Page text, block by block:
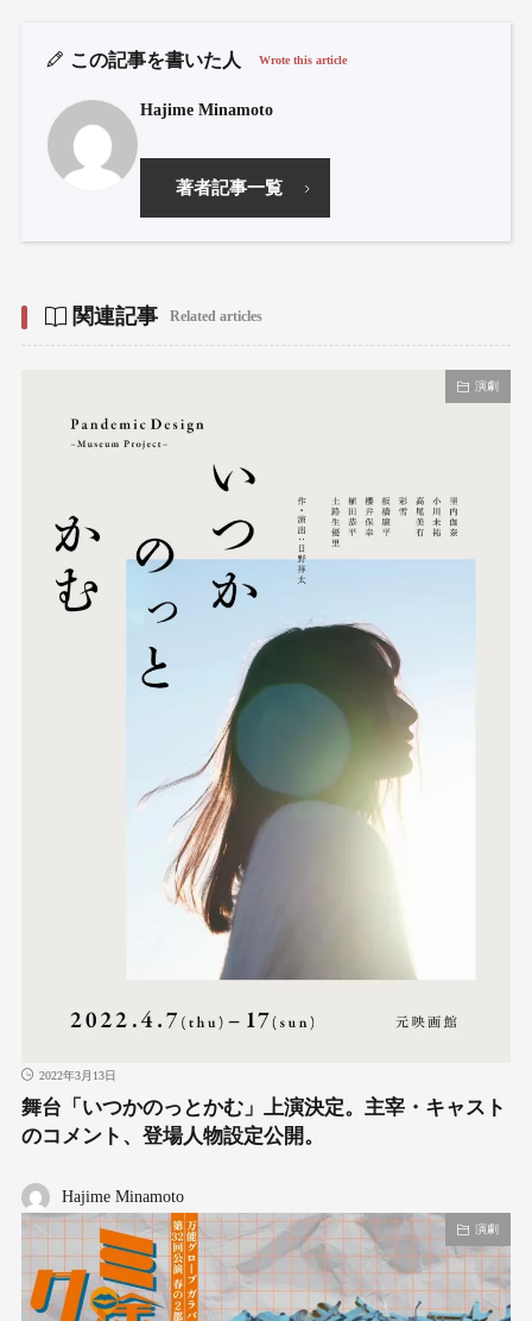
この記事を書いた人 Wrote this article
Hajime Minamoto
著者記事一覧
関連記事 Related articles
演劇
2022年3月13日
舞台「いつかのっとかむ」上演決定。主宰・キャスト
のコメント、登場人物設定公開。
Hajime Minamoto
演劇